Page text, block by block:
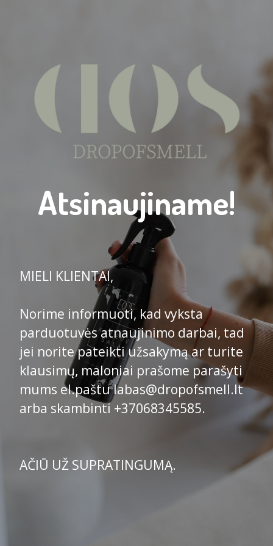
Atsinaujiname!
MIELI KLIENTAI,
Norime informuoti, kad vyksta
parduotuvės atnaujinimo darbai, tad
jei norite pateikti užsakymą ar turite
klausimų, maloniai prašome parašyti
mums el.paštu labas@dropofsmell.lt
arba skambinti +37068345585.
AČIŪ UŽ SUPRATINGUMĄ.